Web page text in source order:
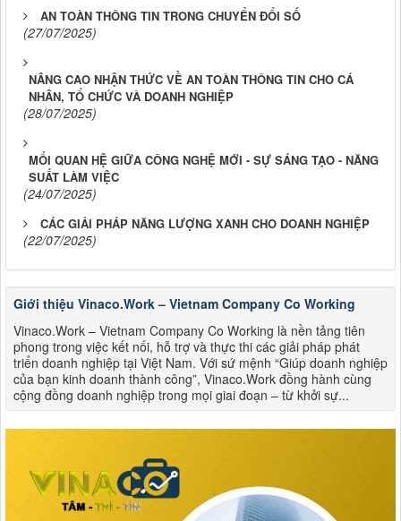
AN TOÀN THÔNG TIN TRONG CHUYỂN ĐỔI SỐ
(27/07/2025)
NÂNG CAO NHẬN THỨC VỀ AN TOÀN THÔNG TIN CHO CÁ
NHÂN, TỔ CHỨC VÀ DOANH NGHIỆP
(28/07/2025)
MỐI QUAN HỆ GIỮA CÔNG NGHỆ MỚI - SỰ SÁNG TẠO - NĂNG
SUẤT LÀM VIỆC
(24/07/2025)
CÁC GIẢI PHÁP NĂNG LƯỢNG XANH CHO DOANH NGHIỆP
(22/07/2025)
Giới thiệu Vinaco.Work – Vietnam Company Co Working
Vinaco.Work – Vietnam Company Co Working là nền tảng tiên
phong trong việc kết nối, hỗ trợ và thực thi các giải pháp phát
triển doanh nghiệp tại Việt Nam. Với sứ mệnh “Giúp doanh nghiệp
của bạn kinh doanh thành công”, Vinaco.Work đồng hành cùng
cộng đồng doanh nghiệp trong mọi giai đoạn – từ khởi sự...